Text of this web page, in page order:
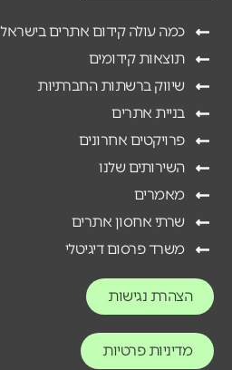
כמה עולה קידום אתרים בישראל
תוצאות קידומים
שיווק ברשתות החברתיות
בניית אתרים
פרויקטים אחרונים
השירותים שלנו
מאמרים
שרתי אחסון אתרים
משרד פרסום דיגיטלי
הצהרת נגישות
מדיניות פרטיות